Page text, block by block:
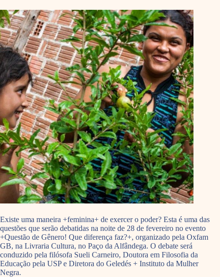
Existe uma maneira +feminina+ de exercer o poder? Esta é uma das
questões que serão debatidas na noite de 28 de fevereiro no evento
+Questão de Gênero! Que diferença faz?+, organizado pela Oxfam
GB, na Livraria Cultura, no Paço da Alfândega. O debate será
conduzido pela filósofa Sueli Carneiro, Doutora em Filosofia da
Educação pela USP e Diretora do Geledés + Instituto da Mulher
Negra.